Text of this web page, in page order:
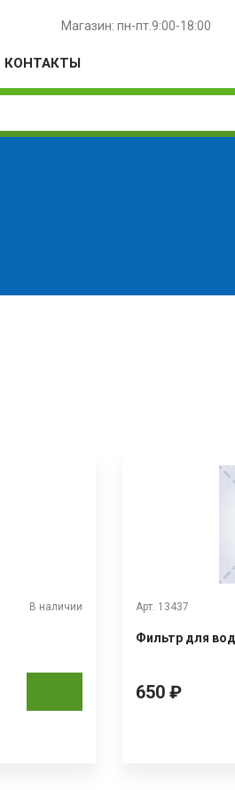
Магазин: пн-пт.9:00-18:00
КОНТАКТЫ
В наличии Арт. 13437
Фильтр для
650 ₽